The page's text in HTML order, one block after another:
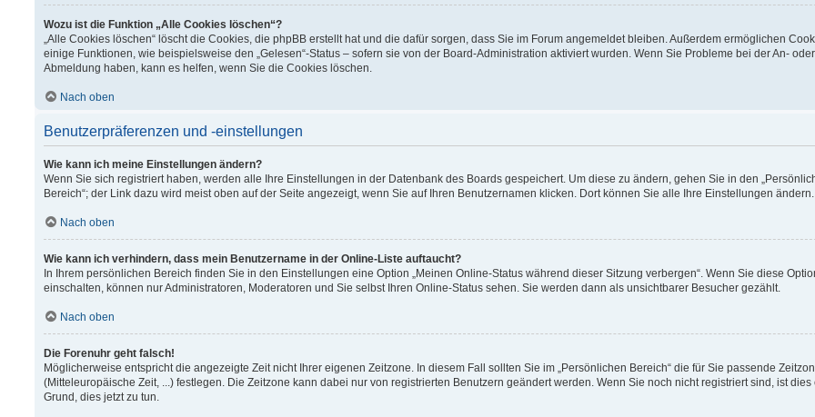
Wozu ist die Funktion „Alle Cookies löschen“?
„Alle Cookies löschen“ löscht die Cookies, die phpBB erstellt hat und die dafür sorgen, dass Sie im Forum angemeldet bleiben. Außerdem ermöglichen
einige Funktionen, wie beispielsweise den „Gelesen“-Status – sofern sie von der Board-Administration aktiviert wurden. Wenn Sie Probleme bei der An- oder
Abmeldung haben, kann es helfen, wenn Sie die Cookies löschen.
Nach oben
Benutzerpräferenzen und -einstellungen
Wie kann ich meine Einstellungen ändern?
Wenn Sie sich registriert haben, werden alle Ihre Einstellungen in der Datenbank des Boards gespeichert. Um diese zu ändern, gehen Sie in den
Bereich“; der Link dazu wird meist oben auf der Seite angezeigt, wenn Sie auf Ihren Benutzernamen klicken. Dort können Sie alle Ihre Einstellungen ändern.
Nach oben
Wie kann ich verhindern, dass mein Benutzername in der Online-Liste auftaucht?
In Ihrem persönlichen Bereich finden Sie in den Einstellungen eine Option „Meinen Online-Status während dieser Sitzung verbergen“. Wenn Sie diese
einschalten, können nur Administratoren, Moderatoren und Sie selbst Ihren Online-Status sehen. Sie werden dann als unsichtbarer Besucher gezählt.
Nach oben
Die Forenuhr geht falsch!
Möglicherweise entspricht die angezeigte Zeit nicht Ihrer eigenen Zeitzone. In diesem Fall sollten Sie im „Persönlichen Bereich“ die für Sie passende
(Mitteleuropäische Zeit, ...) festlegen. Die Zeitzone kann dabei nur von registrierten Benutzern geändert werden. Wenn Sie noch nicht registriert sind, ist dies
Grund, dies jetzt zu tun.